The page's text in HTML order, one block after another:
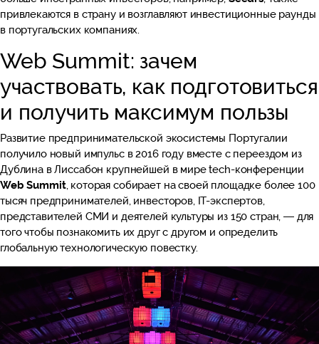
привлекаются в страну и возглавляют инвестиционные раунды
в португальских компаниях.
Web Summit: зачем
участвовать, как подготовиться
и получить максимум пользы
Развитие предпринимательской экосистемы Португалии
получило новый импульс в 2016 году вместе с переездом из
Дублина в Лиссабон крупнейшей в мире tech-конференции
Web Summit, которая собирает на своей площадке более 100
тысяч предпринимателей, инвесторов, IT-экспертов,
представителей СМИ и деятелей культуры из 150 стран, — для
того чтобы познакомить их друг с другом и определить
глобальную технологическую повестку.